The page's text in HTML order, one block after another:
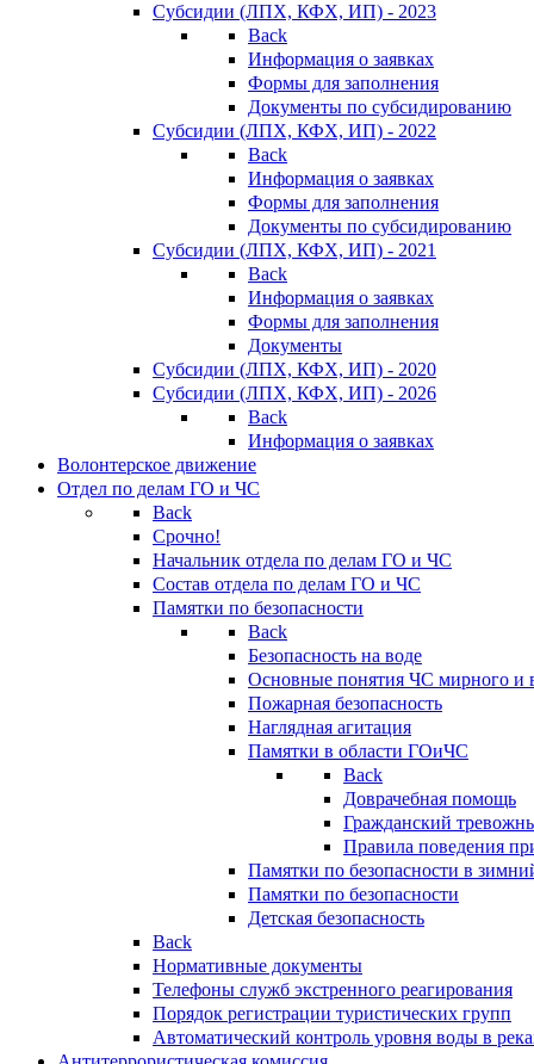
Субсидии (ЛПХ, КФХ, ИП) - 2023
Back
Информация о заявках
Формы для заполнения
Документы по субсидированию
Субсидии (ЛПХ, КФХ, ИП) - 2022
Back
Информация о заявках
Формы для заполнения
Документы по субсидированию
Субсидии (ЛПХ, КФХ, ИП) - 2021
Back
Информация о заявках
Формы для заполнения
Документы
Субсидии (ЛПХ, КФХ, ИП) - 2020
Субсидии (ЛПХ, КФХ, ИП) - 2026
Back
Информация о заявках
Волонтерское движение
Отдел по делам ГО и ЧС
Back
Срочно!
Начальник отдела по делам ГО и ЧС
Состав отдела по делам ГО и ЧС
Памятки по безопасности
Back
Безопасность на воде
Основные понятия ЧС мирного и
Пожарная безопасность
Наглядная агитация
Памятки в области ГОиЧС
Back
Доврачебная помощь
Гражданский
Правила поведения
Памятки по безопасности в
Памятки по безопасности
Детская безопасность
Back
Нормативные документы
Телефоны служб экстренного реагирования
Порядок регистрации туристических групп
Автоматический контроль уровня воды в